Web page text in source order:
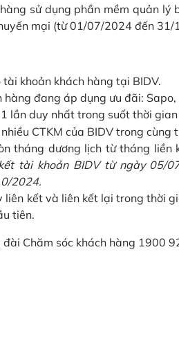
sử dụng phần mềm quản
mại (từ 01/07/2024 đến 31/
khoản khách hàng tại BIDV.
đang áp dụng ưu đãi:
lần duy nhất trong suốt thời
CTKM của BIDV trong cùng
tháng dương lịch từ tháng liền
tài khoản BIDV từ ngày 05/
2024.
liên kết và liên kết lại trong thời
tiên.
đài Chăm sóc khách hàng 1900